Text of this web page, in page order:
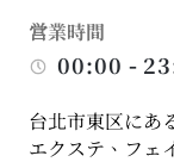
営業時間
00:00 -
台北市東区にあ
エクステ、フェ